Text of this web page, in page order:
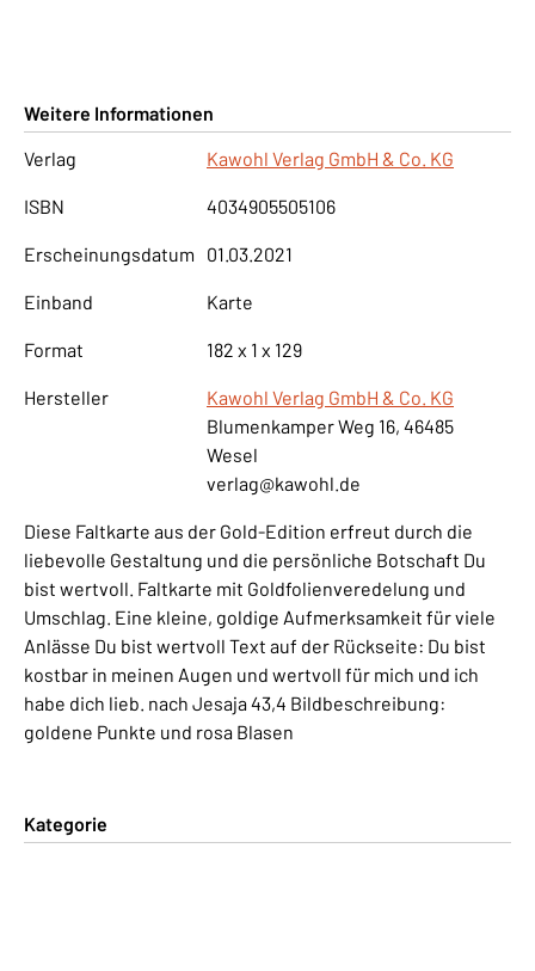
Weitere Informationen
Verlag
Kawohl Verlag GmbH & Co. KG
ISBN 4034905505106
Erscheinungsdatum 01.03.2021
Einband Karte
Format 182 x 1 x 129
Hersteller
Kawohl Verlag GmbH & Co. KG
Blumenkamper Weg 16, 46485
Wesel
verlag@kawohl.de
Diese Faltkarte aus der Gold-Edition erfreut durch die
liebevolle Gestaltung und die persönliche Botschaft Du
bist wertvoll. Faltkarte mit Goldfolienveredelung und
Umschlag. Eine kleine, goldige Aufmerksamkeit für viele
Anlässe Du bist wertvoll Text auf der Rückseite: Du bist
kostbar in meinen Augen und wertvoll für mich und ich
habe dich lieb. nach Jesaja 43,4 Bildbeschreibung:
goldene Punkte und rosa Blasen
Kategorie